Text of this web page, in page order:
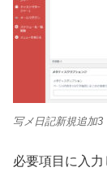
写メ日記新規追加3
必要項目に入力